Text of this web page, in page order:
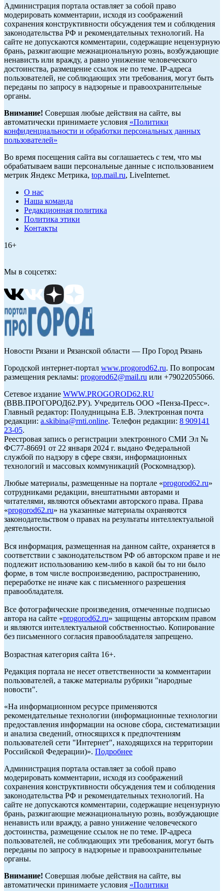
Администрация портала оставляет за собой право
модерировать комментарии, исходя из соображений
сохранения конструктивности обсуждения тем и соблюдения
законодательства РФ и рекомендательных технологий. На
сайте не допускаются комментарии, содержащие нецензурную
брань, разжигающие межнациональную рознь, возбуждающие
ненависть или вражду, а равно унижение человеческого
достоинства, размещение ссылок не по теме. IP-адреса
пользователей, не соблюдающих эти требования, могут быть
переданы по запросу в надзорные и правоохранительные
органы.
Внимание! Совершая любые действия на сайте, вы
автоматически принимаете условия «Политики
конфиденциальности и обработки персональных данных
пользователей»
Во время посещения сайта вы соглашаетесь с тем, что мы
обрабатываем ваши персональные данные с использованием
метрик Яндекс Метрика, top.mail.ru, LiveInternet.
О нас
Наша команда
Редакционная политика
Политика этики
Контакты
16+
Мы в соцсетях:
Новости Рязани и Рязанской области — Про Город Рязань
Городской интернет-портал www.progorod62.ru. По вопросам
размещения рекламы: progorod62@mail.ru или +79022055066.
Сетевое издание WWW.PROGOROD62.RU
(ВВВ.ПРОГОРОД62.РУ). Учредитель ООО «Пенза-Пресс».
Главный редактор: Полудницына Е.В. Электронная почта
редакции: a.skibina@rnti.online. Телефон редакции: 8 909141
23-05.
Реестровая запись о регистрации электронного СМИ Эл №
ФС77-86691 от 22 января 2024 г. выдано Федеральной
службой по надзору в сфере связи, информационных
технологий и массовых коммуникаций (Роскомнадзор).
Любые материалы, размещенные на портале «progorod62.ru»
сотрудниками редакции, внештатными авторами и
читателями, являются объектами авторского права. Права
«progorod62.ru» на указанные материалы охраняются
законодательством о правах на результаты интеллектуальной
деятельности.
Вся информация, размещенная на данном сайте, охраняется в
соответствии с законодательством РФ об авторском праве и не
подлежит использованию кем-либо в какой бы то ни было
форме, в том числе воспроизведению, распространению,
переработке не иначе как с письменного разрешения
правообладателя.
Все фотографические произведения, отмеченные подписью
автора на сайте «progorod62.ru» защищены авторским правом
и являются интеллектуальной собственностью. Копирование
без письменного согласия правообладателя запрещено.
Возрастная категория сайта 16+.
Редакция портала не несет ответственности за комментарии
пользователей, а также материалы рубрики "народные
новости".
«На информационном ресурсе применяются
рекомендательные технологии (информационные технологии
предоставления информации на основе сбора, систематизации
и анализа сведений, относящихся к предпочтениям
пользователей сети "Интернет", находящихся на территории
Российской Федерации)». Подробнее
Администрация портала оставляет за собой право
модерировать комментарии, исходя из соображений
сохранения конструктивности обсуждения тем и соблюдения
законодательства РФ и рекомендательных технологий. На
сайте не допускаются комментарии, содержащие нецензурную
брань, разжигающие межнациональную рознь, возбуждающие
ненависть или вражду, а равно унижение человеческого
достоинства, размещение ссылок не по теме. IP-адреса
пользователей, не соблюдающих эти требования, могут быть
переданы по запросу в надзорные и правоохранительные
органы.
Внимание! Совершая любые действия на сайте, вы
автоматически принимаете условия «Политики